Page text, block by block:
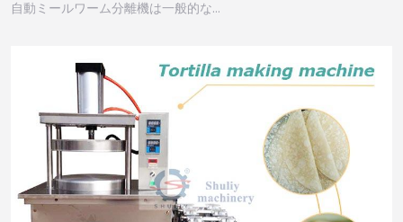
自動ミールワーム分離機は一般的な…